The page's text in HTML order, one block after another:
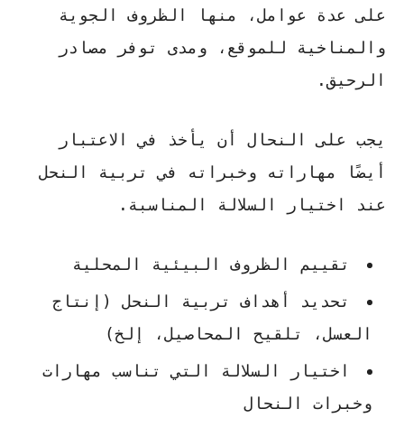
على عدة عوامل، منها الظروف الجوية
والمناخية للموقع، ومدى توفر مصادر
الرحيق.
يجب على النحال أن يأخذ في الاعتبار
أيضًا مهاراته وخبراته في تربية النحل
عند اختيار السلالة المناسبة.
تقييم الظروف البيئية المحلية
تحديد أهداف تربية النحل (إنتاج
العسل، تلقيح المحاصيل، إلخ)
اختيار السلالة التي تناسب مهارات
وخبرات النحال